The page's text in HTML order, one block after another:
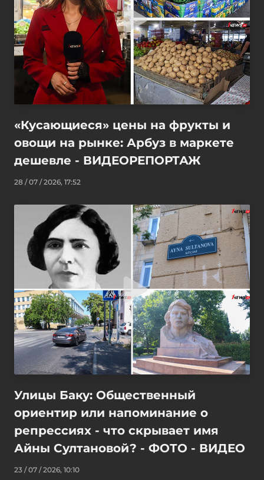
«Кусающиеся» цены на фрукты и
овощи на рынке: Арбуз в маркете
дешевле - ВИДЕОРЕПОРТАЖ
28 / 07 / 2026, 17:52
Улицы Баку: Общественный
ориентир или напоминание о
репрессиях - что скрывает имя
Айны Султановой? - ФОТО - ВИДЕО
23 / 07 / 2026, 10:10